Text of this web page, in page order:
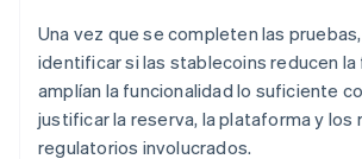
Una vez que se completen las
identificar si las stablecoins reducen la
amplían la funcionalidad lo suficiente
justificar la reserva, la plataforma y los
regulatorios involucrados.